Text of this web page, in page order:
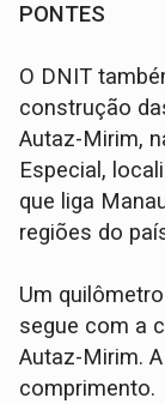
PONTES
O DNIT
construção
Autaz-Mirim,
Especial,
que liga
regiões do
Um
segue com a
Autaz-Mirim.
comprimento.